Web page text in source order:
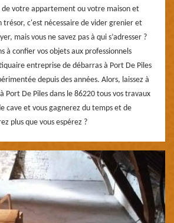
de votre appartement ou votre maison et
trésor, c'est nécessaire de vider grenier et
mais vous ne savez pas à qui s’adresser ?
à confier vos objets aux professionnels
entreprise de débarras à Port De Piles
depuis des années. Alors, laissez à
Port De Piles dans le 86220 tous vos travaux
cave et vous gagnerez du temps et de
plus que vous espérez ?